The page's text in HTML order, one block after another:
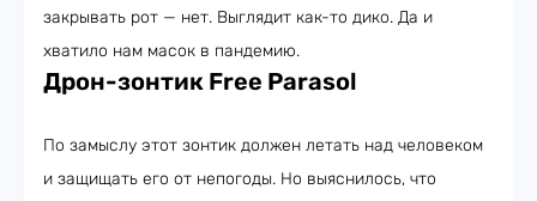
закрывать рот — нет. Выглядит как-то дико. Да и
хватило нам масок в пандемию.
Дрон-зонтик Free Parasol
По замыслу этот зонтик должен летать над человеком
и защищать его от непогоды. Но выяснилось, что